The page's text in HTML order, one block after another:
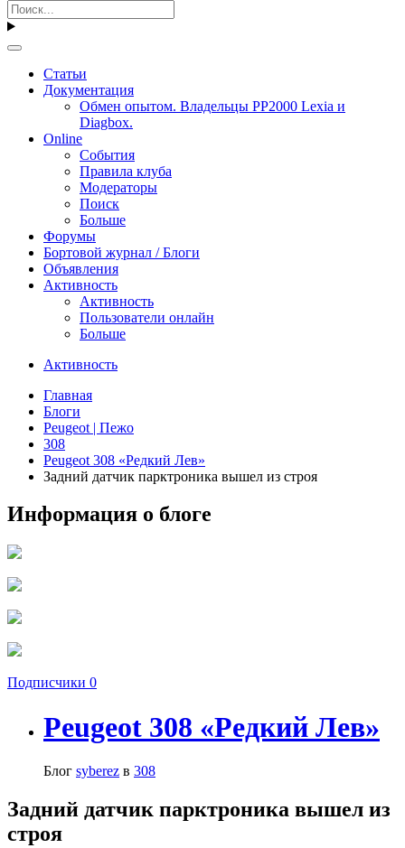
Статьи
Документация
Обмен опытом. Владельцы PP2000 Lexia и
Diagbox.
Online
События
Правила клуба
Модераторы
Поиск
Больше
Форумы
Бортовой журнал / Блоги
Объявления
Активность
Активность
Пользователи онлайн
Больше
Активность
Главная
Блоги
Peugeot | Пежо
308
Peugeot 308 «Редкий Лев»
Задний датчик парктроника вышел из строя
Информация о блоге
Подписчики 0
Peugeot 308 «Редкий Лев»
Блог syberez в 308
Задний датчик парктроника вышел из
строя